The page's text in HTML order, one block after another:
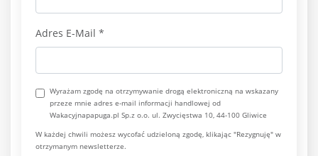
Adres E-Mail *
Wyrażam zgodę na otrzymywanie drogą elektroniczną na wskazany
przeze mnie adres e-mail informacji handlowej od
Wakacyjnapapuga.pl Sp.z o.o. ul. Zwycięstwa 10, 44-100 Gliwice
W każdej chwili możesz wycofać udzieloną zgodę, klikając "Rezygnuję" w
otrzymanym newsletterze.